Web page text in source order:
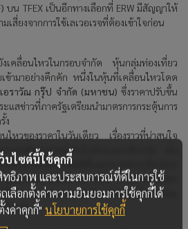
บน TFEX เป็นอีกทางเลือกที่ ERWมีสัญญาให้
สี่ยงจากการใช้เลเวอเรจที่ต้องเข้าใจก่อน
เคลื่อนไหวในกรอบจำกัด หุ้นกลุ่มท่องเที่ยว
ข้ามาอย่างคึกคัก หนึ่งในหุ้นที่เคลื่อนไหวโดด
อราวัณ กรุ๊ป จำกัด (มหาชน) ซึ่งราคาปรับขึ้น
แสข่าวที่ภาครัฐเตรียมนำมาตรการกระตุ้นการ
ง
ไหวของราคาในวันเดียว เรื่องราวที่น่าสนใจ
างกำลังมาบรรจบกันในช่วงเวลาเดียวกัน นั่น
โดยปกติเป็นช่วงไฮซีซั่นของการท่องเที่ยวไทย
ณ์พิเศษมาเสริมอีกหลายชั้น บทความนี้จะพา
ศึกษาของการลงทุนในธีมการท่องเที่ยว พร้อม
กี่ยวข้อง
บไซต์นี้ใช้คุกกี้
ทธิภาพ และประสบการณ์ที่ดีในการใช้
เลือกตั้งค่าความยินยอมการใช้คุกกี้ได้
งค่าคุกกี้" นโยบายการใช้คุกกี้